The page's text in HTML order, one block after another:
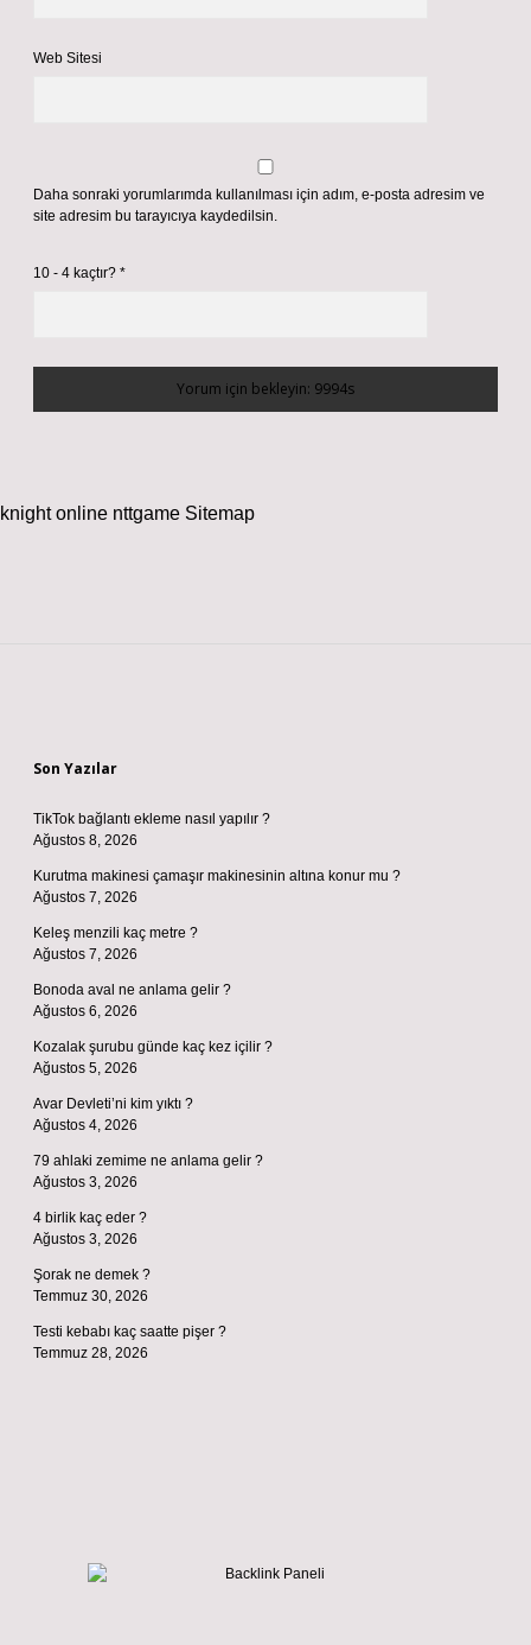
Web Sitesi
Daha sonraki yorumlarımda kullanılması için adım, e-posta adresim ve
site adresim bu tarayıcıya kaydedilsin.
10 - 4 kaçtır? *
knight online nttgame Sitemap
Son Yazılar
TikTok bağlantı ekleme nasıl yapılır ?
Ağustos 8, 2026
Kurutma makinesi çamaşır makinesinin altına konur mu ?
Ağustos 7, 2026
Keleş menzili kaç metre ?
Ağustos 7, 2026
Bonoda aval ne anlama gelir ?
Ağustos 6, 2026
Kozalak şurubu günde kaç kez içilir ?
Ağustos 5, 2026
Avar Devleti’ni kim yıktı ?
Ağustos 4, 2026
79 ahlaki zemime ne anlama gelir ?
Ağustos 3, 2026
4 birlik kaç eder ?
Ağustos 3, 2026
Şorak ne demek ?
Temmuz 30, 2026
Testi kebabı kaç saatte pişer ?
Temmuz 28, 2026